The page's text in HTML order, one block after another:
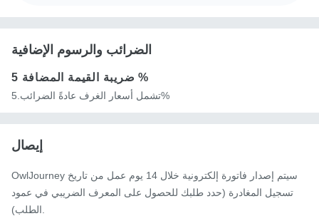
الضرائب والرسوم الإضافية
ضريبة القيمة المضافة 5 %
تشمل أسعار الغرف عادةً الضرائب.5%
إيصال
OwlJourney سيتم إصدار فاتورة إلكترونية خلال 14 يوم عمل من تاريخ
تسجيل المغادرة (حدد طلبك للحصول على المعرف الضريبي في عمود